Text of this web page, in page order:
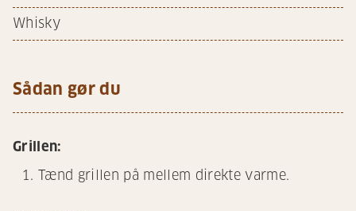
Whisky
Sådan gør du
Grillen:
Tænd grillen på mellem direkte varme.